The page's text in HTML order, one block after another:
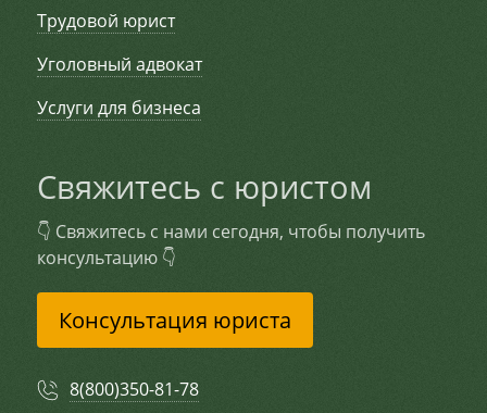
Трудовой юрист
Уголовный адвокат
Услуги для бизнеса
Свяжитесь с юристом
👇 Свяжитесь с нами сегодня, чтобы получить
консультацию 👇
Консультация юриста
8(800)350-81-78